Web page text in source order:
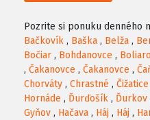
Pozrite si ponuku denného
Bačkovík , Baška , Belža ,
Bočiar , Bohdanovce ,
, Čakanovce , Čakanovce ,
Chorváty , Chrastné , Čižatice
Hornáde , Ďurďošík , Ďurkov
Gyňov , Hačava , Háj , Háj ,